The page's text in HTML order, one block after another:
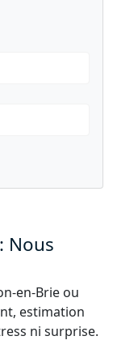
Nous
en-Brie ou
estimation
ni surprise.